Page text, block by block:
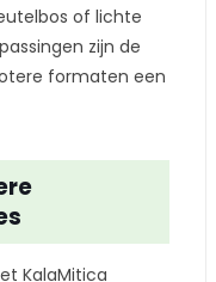
of lichte
zijn de
formaten een
KalaMitica